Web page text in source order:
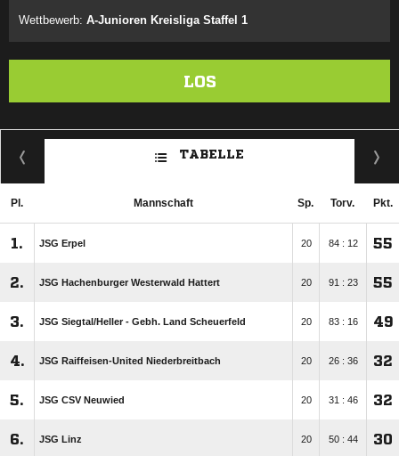
Wettbewerb: A-Junioren Kreisliga Staffel 1
LOS
TABELLE
Pl. Mannschaft Sp. Torv. Pkt.
1. JSG Erpel 20 84 : 12 55
2. JSG Hachenburger Westerwald Hattert 20 91 : 23 55
3. JSG Siegtal/​Heller - Gebh. Land Scheuerfeld 20 83 : 16 49
4. JSG Raiffeisen-United Niederbreitbach 20 26 : 36 32
5. JSG CSV Neuwied 20 31 : 46 32
6. JSG Linz 20 50 : 44 30